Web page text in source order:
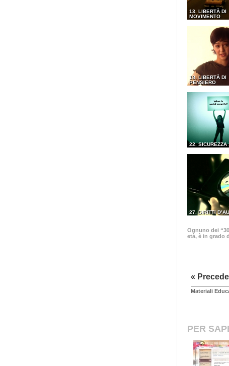
13. LIBERTÀ DI
MOVIMENTO
18. LIBERTÀ DI
PENSIERO
22. SICUREZZA
27. DIRITTI
Ognuno dei
età, è in grado
«
Materiali
PER